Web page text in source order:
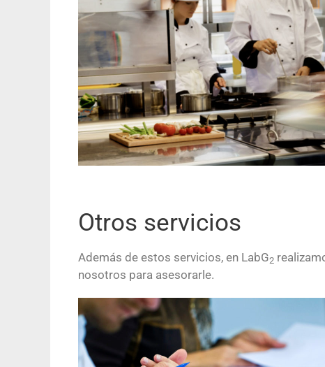
Otros servicios
Además de estos servicios, en LabG2
nosotros para asesorarle.